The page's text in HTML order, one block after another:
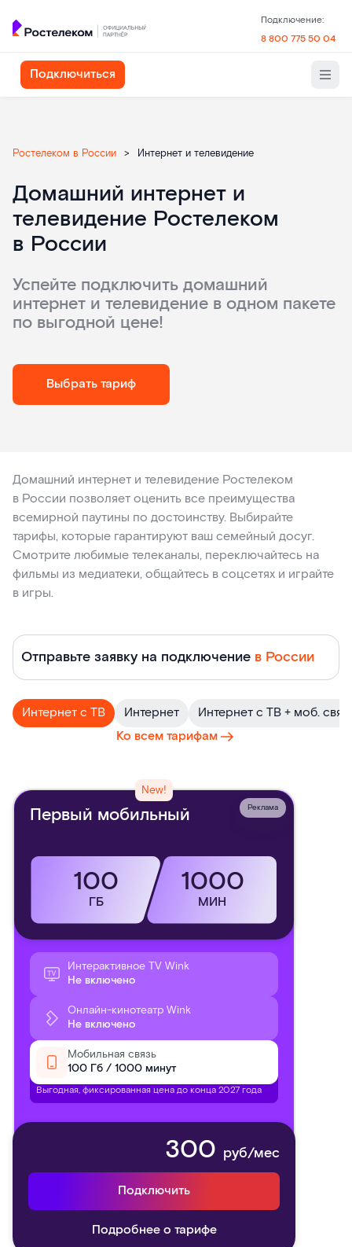
Подключение:
8 800 775 50 04
Подключиться
Ростелеком в России > Интернет и телевидение
Домашний интернет и
телевидение Ростелеком
в России
Успейте подключить домашний
интернет и телевидение в одном пакете
по выгодной цене!
Выбрать тариф
Тарифы
с
интернетом,
ТВ
и
сотовой
связью
Домашний интернет и телевидение Ростелеком
в России позволяет оценить все преимущества
всемирной паутины по достоинству. Выбирайте
тарифы, которые гарантируют ваш семейный досуг.
Смотрите любимые телеканалы, переключайтесь на
фильмы из медиатеки, общайтесь в соцсетях и играйте
в игры.
Отправьте заявку на подключение в России
Интернет с ТВ Интернет
Интернет с ТВ + моб.
Ко всем тарифам
New!
Первый мобильный
100
ГБ
1000
МИН
Интерактивное TV Wink
Не включено
Онлайн-кинотеатр Wink
Не включено
Мобильная связь
100 Гб / 1000 минут
Выгодная, фиксированная цена до конца 2027 года
300 руб/мес
Подключить
Подробнее о тарифе
Реклама